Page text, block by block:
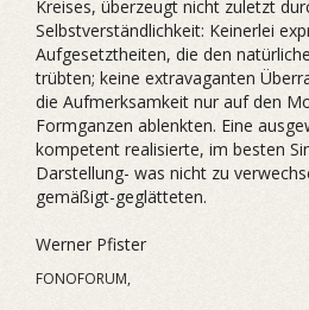
Kreises, überzeugt nicht zuletzt
Selbstverständlichkeit: Keinerlei
Aufgesetztheiten, die den
trübten; keine extravaganten
die Aufmerksamkeit nur auf den
Formganzen ablenkten. Eine
kompetent realisierte, im besten
Darstellung- was nicht zu
gemäßigt-geglätteten.
Werner Pfister
FONOFORUM,